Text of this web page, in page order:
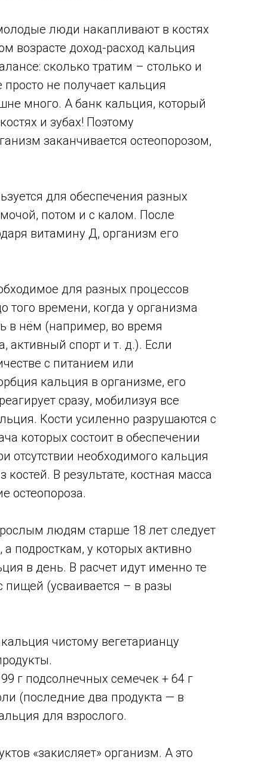
люди накапливают в костях
возрасте доход-расход кальция
сколько тратим – столько и
не получает кальция
много. А банк кальция, который
и зубах! Поэтому
заканчивается остеопорозом,
для обеспечения разных
потом и с калом. После
витамину Д, организм его
для разных процессов
того времени, когда у организма
в нём (например, во время
активный спорт и т. д.). Если
с питанием или
кальция в организме, его
сразу, мобилизуя все
Кости усиленно разрушаются с
которых состоит в обеспечении
отсутствии необходимого кальция
В результате, костная масса
остеопороза.
людям старше 18 лет следует
подросткам, у которых активно
в день. В расчет идут именно те
пищей (усваивается – в разы
чистому вегетарианцу
г подсолнечных семечек + 64 г
(последние два продукта — в
для взрослого.
«закисляет» организм. А это